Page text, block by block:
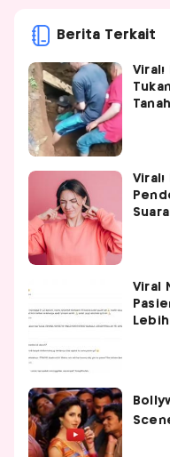
Berita Terkait
Viral!
Tanah
Viral!
Viral